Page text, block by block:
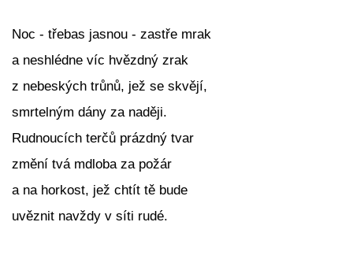
Noc - třebas jasnou - zastře mrak
a neshlédne víc hvězdný zrak
z nebeských trůnů, jež se skvějí,
smrtelným dány za naději.
Rudnoucích terčů prázdný tvar
změní tvá mdloba za požár
a na horkost, jež chtít tě bude
uvěznit navždy v síti rudé.